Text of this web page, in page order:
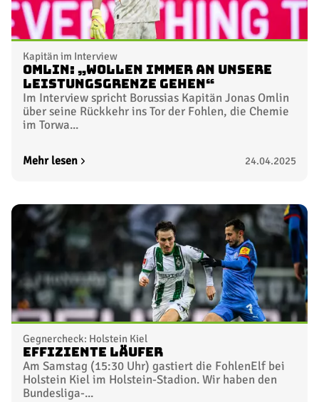
Kapitän im Interview
Omlin: „Wollen immer an unsere
Leistungsgrenze gehen“
Im Interview spricht Borussias Kapitän Jonas Omlin
über seine Rückkehr ins Tor der Fohlen, die Chemie
im Torwa...
Mehr lesen 24.04.2025
Gegnercheck: Holstein Kiel
Effiziente Läufer
Am Samstag (15:30 Uhr) gastiert die FohlenElf bei
Holstein Kiel im Holstein-Stadion. Wir haben den
Bundesliga-...